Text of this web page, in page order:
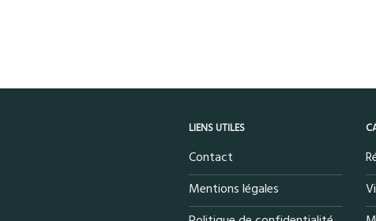
LIENS UTILES
Contact
Mentions légales